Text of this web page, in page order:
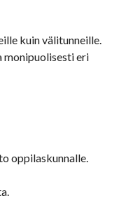
kuin välitunneille.
monipuolisesti eri
oppilaskunnalle.